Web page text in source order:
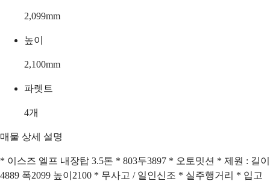
2,099mm
높이
2,100mm
파렛트
4개
매물 상세 설명
* 이스즈 엘프 내장탑 3.5톤 * 803두3897 * 오토밋션 * 제원 : 길이
4889 폭2099 높이2100 * 무사고 / 일인신조 * 실주행거리 * 입고